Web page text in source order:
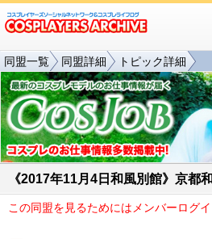
同盟一覧 同盟詳細 トピック詳細
《2017年11月4日和風別館》京都
この同盟を見るためにはメンバーログイ